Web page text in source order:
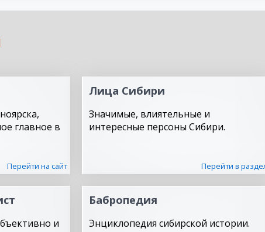
главное в
Перейти на сайт
Лица Сибири
Значимые, влиятельные и
интересные персоны Сибири.
Перейти в
и
Бабропедия
Энциклопедия сибирской истории.